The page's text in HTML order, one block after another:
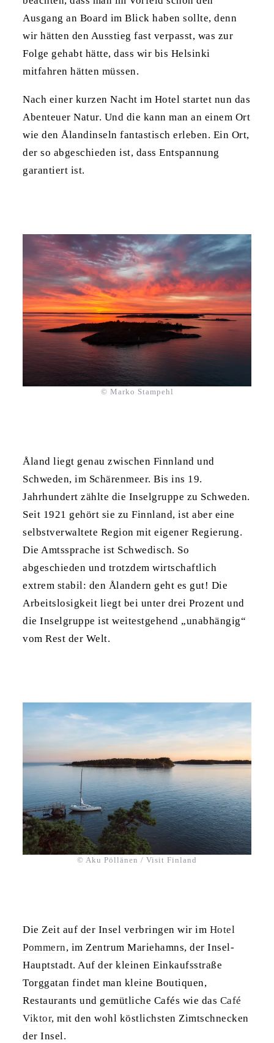
Ausgang an Board im Blick haben sollte, denn
wir hätten den Ausstieg fast verpasst, was zur
Folge gehabt hätte, dass wir bis Helsinki
mitfahren hätten müssen.
Nach einer kurzen Nacht im Hotel startet nun das
Abenteuer Natur. Und die kann man an einem Ort
wie den Ålandinseln fantastisch erleben. Ein Ort,
der so abgeschieden ist, dass Entspannung
garantiert ist.
© Marko Stampehl
Åland liegt genau zwischen Finnland und
Schweden, im Schärenmeer. Bis ins 19.
Jahrhundert zählte die Inselgruppe zu Schweden.
Seit 1921 gehört sie zu Finnland, ist aber eine
selbstverwaltete Region mit eigener Regierung.
Die Amtssprache ist Schwedisch. So
abgeschieden und trotzdem wirtschaftlich
extrem stabil: den Ålandern geht es gut! Die
Arbeitslosigkeit liegt bei unter drei Prozent und
die Inselgruppe ist weitestgehend „unabhängig“
vom Rest der Welt.
© Aku Pöllänen / Visit Finland
Die Zeit auf der Insel verbringen wir im Hotel
Pommern, im Zentrum Mariehamns, der Insel-
Hauptstadt. Auf der kleinen Einkaufsstraße
Torggatan findet man kleine Boutiquen,
Restaurants und gemütliche Cafés wie das Café
Viktor, mit den wohl köstlichsten Zimtschnecken
der Insel.